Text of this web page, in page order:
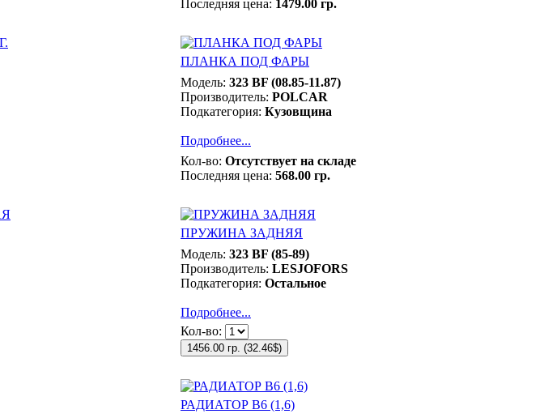
Последняя цена: 1479.00 гр.
ПЛАНКА ПОД ФАРЫ
Модель: 323 BF (08.85-11.87)
Производитель: POLCAR
Подкатегория: Кузовщина
Подробнее...
Кол-во: Отсутствует на складе
Последняя цена: 568.00 гр.
ПРУЖИНА ЗАДНЯЯ
Модель: 323 BF (85-89)
Производитель: LESJOFORS
Подкатегория: Остальное
Подробнее...
Кол-во:
1456.00 гр. (32.46$)
РАДИАТОР B6 (1,6)